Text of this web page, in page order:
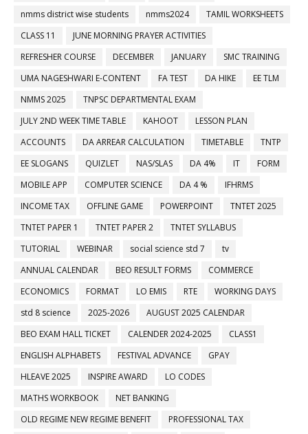
nmms district wise students
nmms2024
TAMIL WORKSHEETS
CLASS 11
JUNE MORNING PRAYER ACTIVITIES
REFRESHER COURSE
DECEMBER JANUARY
SMC TRAINING
UMA NAGESHWARI E-CONTENT
FA TEST DA HIKE
EE TLM
NMMS 2025
TNPSC DEPARTMENTAL EXAM
JULY 2ND WEEK TIME TABLE
KAHOOT
LESSON PLAN
ACCOUNTS
DA ARREAR CALCULATION TIMETABLE
TNTP
EE SLOGANS
QUIZLET NAS/SLAS DA 4% IT
FORM
MOBILE APP
COMPUTER SCIENCE DA 4 %
IFHRMS
INCOME TAX
OFFLINE GAME POWERPOINT
TNTET 2025
TNTET PAPER 1
TNTET PAPER 2
TNTET SYLLABUS
TUTORIAL
WEBINAR social science std 7
tv
ANNUAL CALENDAR
BEO RESULT FORMS
COMMERCE
ECONOMICS
FORMAT LO EMIS RTE
WORKING DAYS
std 8 science
2025-2026
AUGUST 2025 CALENDAR
BEO EXAM HALL TICKET
CALENDER 2024-2025
CLASS1
ENGLISH ALPHABETS
FESTIVAL ADVANCE
GPAY
HLEAVE 2025
INSPIRE AWARD
LO CODES
MATHS WORKBOOK
NET BANKING
OLD REGIME NEW REGIME BENEFIT
PROFESSIONAL TAX